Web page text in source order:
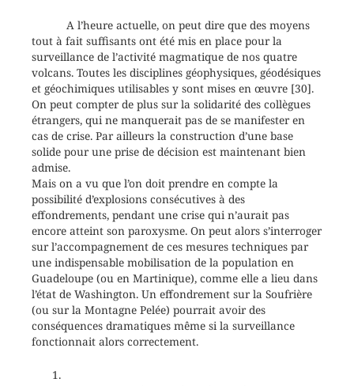
A l’heure actuelle, on peut dire que des moyens
tout à fait suffisants ont été mis en place pour la
surveillance de l’activité magmatique de nos quatre
volcans. Toutes les disciplines géophysiques, géodésiques
et géochimiques utilisables y sont mises en œuvre [30].
On peut compter de plus sur la solidarité des collègues
étrangers, qui ne manquerait pas de se manifester en
cas de crise. Par ailleurs la construction d’une base
solide pour une prise de décision est maintenant bien
admise.
Mais on a vu que l’on doit prendre en compte la
possibilité d’explosions consécutives à des
effondrements, pendant une crise qui n’aurait pas
encore atteint son paroxysme. On peut alors s’interroger
sur l’accompagnement de ces mesures techniques par
une indispensable mobilisation de la population en
Guadeloupe (ou en Martinique), comme elle a lieu dans
l’état de Washington. Un effondrement sur la Soufrière
(ou sur la Montagne Pelée) pourrait avoir des
conséquences dramatiques même si la surveillance
fonctionnait alors correctement.